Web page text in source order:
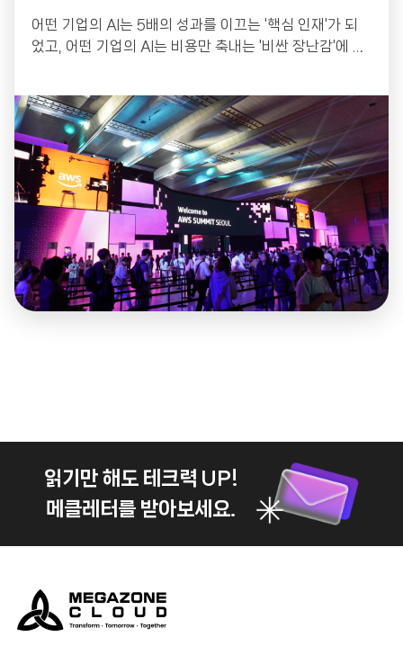
어떤 기업의 AI는 5배의 성과를 이끄는 '핵심 인재'가 되
었고, 어떤 기업의 AI는 비용만 축내는 '비싼 장난감'에 머
읽기만 해도 테크력 UP!
메클레터를 받아보세요.